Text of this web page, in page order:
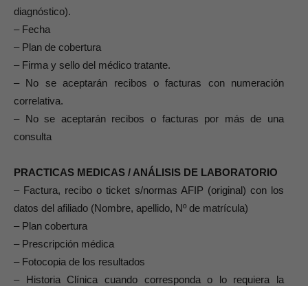
diagnóstico).
– Fecha
– Plan de cobertura
– Firma y sello del médico tratante.
– No se aceptarán recibos o facturas con numeración
correlativa.
– No se aceptarán recibos o facturas por más de una
consulta
PRACTICAS MEDICAS / ANÁLISIS DE LABORATORIO
– Factura, recibo o ticket s/normas AFIP (original) con los
datos del afiliado (Nombre, apellido, Nº de matrícula)
– Plan cobertura
– Prescripción médica
– Fotocopia de los resultados
– Historia Clínica cuando corresponda o lo requiera la